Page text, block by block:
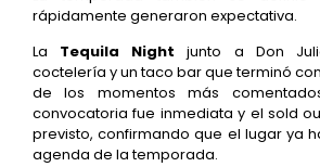
rápidamente generaron expectativa.
La Tequila Night junto a Don
coctelería y un taco bar que terminó
de los momentos más
convocatoria fue inmediata y el sold
previsto, confirmando que el lugar ya
agenda de la temporada.